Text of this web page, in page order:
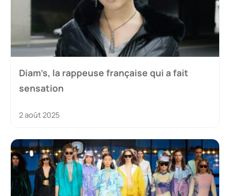
Diam’s, la rappeuse française qui a fait
sensation
2 août 2025